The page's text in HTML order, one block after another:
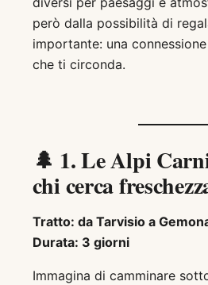
però dalla possibilità di
importante: una
che ti circonda.
🌲 1. Le Alpi
chi cerca
Tratto: da Tarvisio a
Durata: 3 giorni
Immagina di camminare